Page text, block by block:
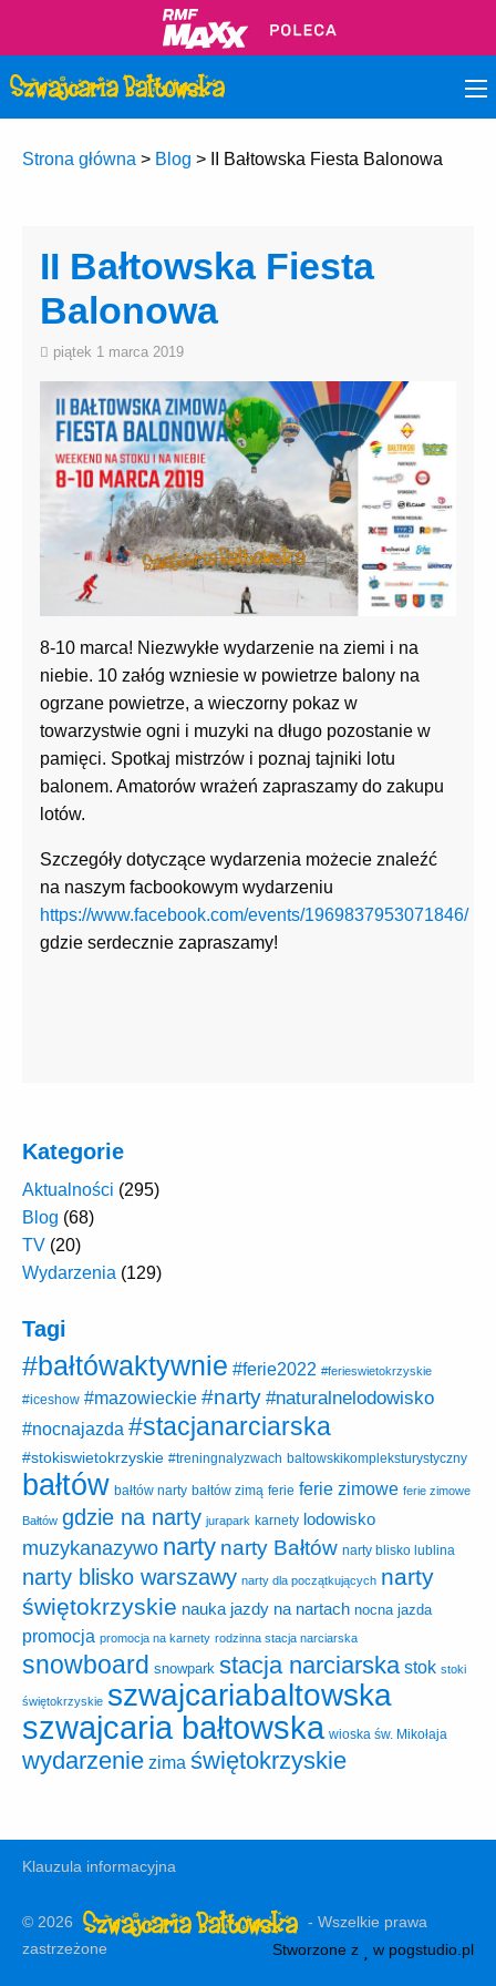
Strona główna > Blog > II Bałtowska Fiesta Balonowa
II Bałtowska Fiesta
Balonowa
piątek 1 marca 2019
8-10 marca! Niezwykłe wydarzenie na ziemi i na
niebie. 10 załóg wzniesie w powietrze balony na
ogrzane powietrze, a wieczorny pokaz w
towarzystwie ogni i muzyki na długo pozostanie w
pamięci. Spotkaj mistrzów i poznaj tajniki lotu
balonem. Amatorów wrażeń zapraszamy do zakupu
lotów.
Szczegóły dotyczące wydarzenia możecie znaleźć
na naszym facbookowym wydarzeniu
https://www.facebook.com/events/1969837953071846/
gdzie serdecznie zapraszamy!
Kategorie
Aktualności (295)
Blog (68)
TV (20)
Wydarzenia (129)
Tagi
#bałtówaktywnie #ferie2022 #ferieswietokrzyskie
#iceshow #mazowieckie #narty #naturalnelodowisko
#nocnajazda #stacjanarciarska
#stokiswietokrzyskie #treningnalyzwach baltowskikompleksturystyczny
bałtów bałtów narty bałtów zimą ferie ferie zimowe ferie zimowe
Bałtów gdzie na narty jurapark karnety lodowisko
muzykanazywo narty narty Bałtów narty blisko lublina
narty blisko warszawy narty dla początkujących narty
świętokrzyskie nauka jazdy na nartach nocna jazda
promocja promocja na karnety rodzinna stacja narciarska
snowboard snowpark stacja narciarska stok stoki
świętokrzyskie szwajcariabaltowska
szwajcaria bałtowska wioska św. Mikołaja
wydarzenie zima świętokrzyskie
Klauzula informacyjna
© 2026
- Wszelkie prawa
zastrzeżone
Stworzone z w pogstudio.pl